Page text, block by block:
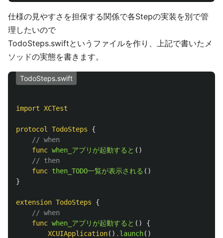
仕様の見やすさを担保する関係で各Stepの実装を別で管
理したいので
TodoSteps.swiftというファイルを作り、上記で書いたメ
ソッドの実態を書きます。
TodoSteps.swift
import XCTest
protocol TodoSteps
{
// when
func when_アプリが起動すると ()
// then
func then_TODO一覧が表示される ()
}
extension TodoSteps
{
// when
func when_アプリが起動すると ()
{
XCUIApplication() . launch()